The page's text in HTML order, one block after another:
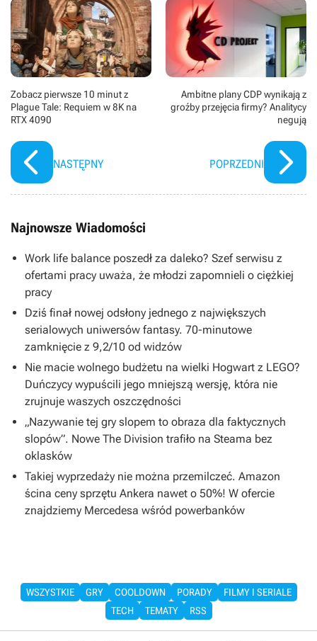
wystąpili między innymi Robert Aramayo, Morfydd Clark,
Joseph Mawle, Markella Kavenagh, Owain Arthur,
Nazanin Boniadi, Maxim Baldry, Owain Arthur oraz Tom
Budge. Zdjęcia kręcono w Nowej Zelandii.
Zobacz pierwsze 10 minut z
Plague Tale: Requiem w 8K na
RTX 4090
NASTĘPNY
Ambitne plany CDP wynikają z
groźby przejęcia firmy? Analitycy
negują
POPRZEDNI
Najnowsze Wiadomości
Work life balance poszedł za daleko? Szef serwisu z
ofertami pracy uważa, że młodzi zapomnieli o ciężkiej
pracy
Dziś finał nowej odsłony jednego z największych
serialowych uniwersów fantasy. 70-minutowe
zamknięcie z 9,2/10 od widzów
Nie macie wolnego budżetu na wielki Hogwart z LEGO?
Duńczycy wypuścili jego mniejszą wersję, która nie
zrujnuje waszych oszczędności
„Nazywanie tej gry slopem to obraza dla faktycznych
slopów”. Nowe The Division trafiło na Steama bez
oklasków
Takiej wyprzedaży nie można przemilczeć. Amazon
ścina ceny sprzętu Ankera nawet o 50%! W ofercie
znajdziemy Mercedesa wśród powerbanków
WSZYSTKIE GRY COOLDOWN PORADY
FILMY I SERIALE
TECH
TEMATY RSS